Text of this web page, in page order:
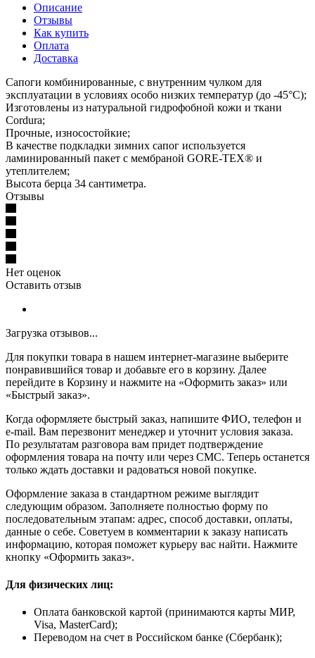
Описание
Отзывы
Как купить
Оплата
Доставка
Сапоги комбинированные, с внутренним чулком для
эксплуатации в условиях особо низких температур (до -45°С);
Изготовлены из натуральной гидрофобной кожи и ткани
Cordura;
Прочные, износостойкие;
В качестве подкладки зимних сапог используется
ламинированный пакет с мембраной GORE-TEX® и
утеплителем;
Высота берца 34 сантиметра.
Отзывы
Нет оценок
Оставить отзыв
Загрузка отзывов...
Для покупки товара в нашем интернет-магазине выберите
понравившийся товар и добавьте его в корзину. Далее
перейдите в Корзину и нажмите на «Оформить заказ» или
«Быстрый заказ».
Когда оформляете быстрый заказ, напишите ФИО, телефон и
e-mail. Вам перезвонит менеджер и уточнит условия заказа.
По результатам разговора вам придет подтверждение
оформления товара на почту или через СМС. Теперь останется
только ждать доставки и радоваться новой покупке.
Оформление заказа в стандартном режиме выглядит
следующим образом. Заполняете полностью форму по
последовательным этапам: адрес, способ доставки, оплаты,
данные о себе. Советуем в комментарии к заказу написать
информацию, которая поможет курьеру вас найти. Нажмите
кнопку «Оформить заказ».
Для физических лиц:
Оплата банковской картой (принимаются карты МИР,
Visa, MasterCard);
Переводом на счет в Российском банке (Сбербанк);